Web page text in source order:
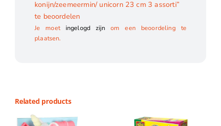
konijn/zeemeermin/ unicorn 23 cm 3 assorti”
te beoordelen
Je moet ingelogd zijn om een beoordeling te
plaatsen.
Related products